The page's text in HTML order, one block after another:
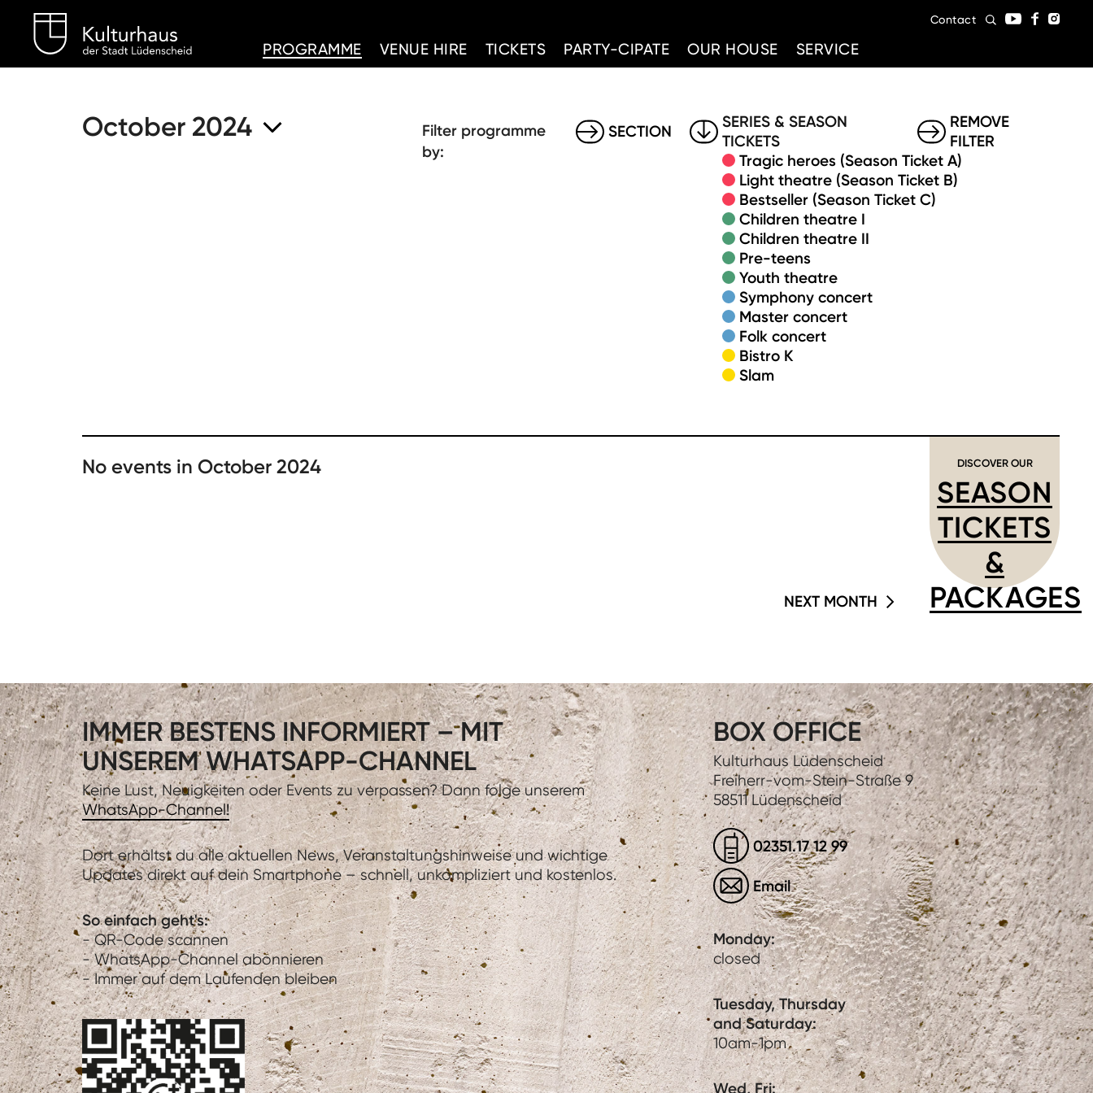
PROGRAMME
VENUE HIRE TICKETS PARTY-CIPATE OUR HOUSE SERVICE
Contact
October 2024
Filter programme
by:
SECTION
SERIES & SEASON
TICKETS
Tragic heroes (Season Ticket A)
Light theatre (Season Ticket B)
Bestseller (Season Ticket C)
Children theatre I
Children theatre II
Pre-teens
Youth theatre
Symphony concert
Master concert
Folk concert
Bistro K
Slam
REMOVE
FILTER
No events in October 2024 DISCOVER OUR
SEASON
TICKETS
&
PACKAGES
NEXT MONTH
IMMER BESTENS INFORMIERT – MIT
UNSEREM WHATSAPP-CHANNEL
Keine Lust, Neuigkeiten oder Events zu verpassen? Dann folge unserem
WhatsApp-Channel!
Dort erhältst du alle aktuellen News, Veranstaltungshinweise und wichtige
Updates direkt auf dein Smartphone – schnell, unkompliziert und kostenlos.
So einfach geht's:
- QR-Code scannen
- WhatsApp-Channel abonnieren
- Immer auf dem Laufenden bleiben
BOX OFFICE
Kulturhaus Lüdenscheid
Freiherr-vom-Stein-Straße 9
58511 Lüdenscheid
02351.17 12 99
Email
Monday:
closed
Tuesday, Thursday
and Saturday:
10am-1pm
Wed, Fri: